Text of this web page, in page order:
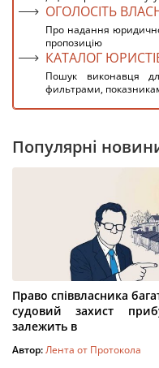
ОГОЛОСІТЬ
Про надання
пропозицію
КАТАЛОГ
Пошук виконавця
фильтрами,
Популярні
Право співвласника
судовий захист
залежить в
Автор:Лента от Протокола